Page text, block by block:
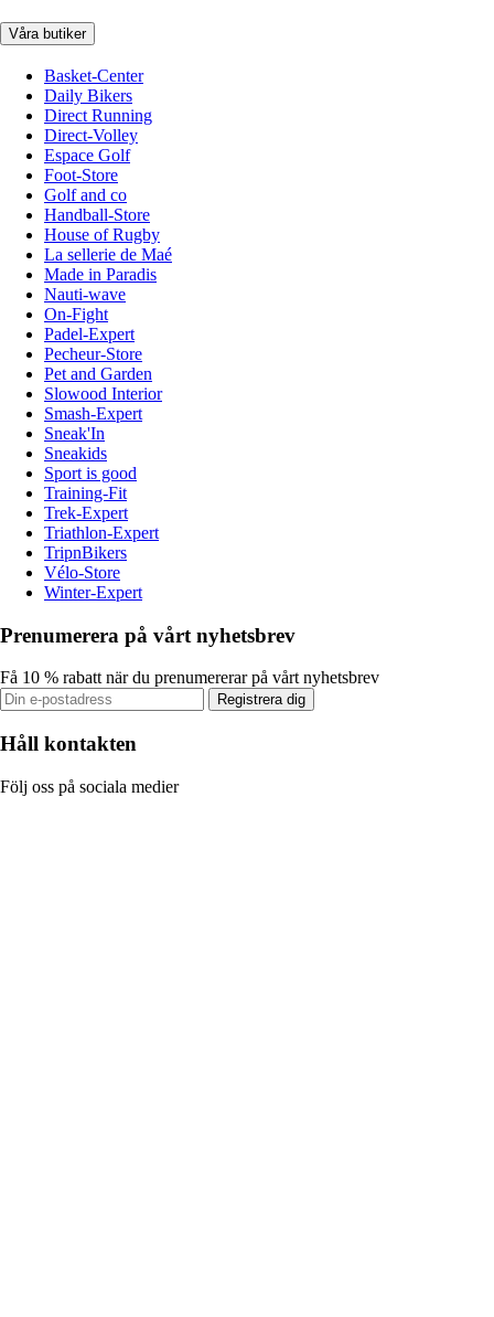
Våra butiker
Basket-Center
Daily Bikers
Direct Running
Direct-Volley
Espace Golf
Foot-Store
Golf and co
Handball-Store
House of Rugby
La sellerie de Maé
Made in Paradis
Nauti-wave
On-Fight
Padel-Expert
Pecheur-Store
Pet and Garden
Slowood Interior
Smash-Expert
Sneak'In
Sneakids
Sport is good
Training-Fit
Trek-Expert
Triathlon-Expert
TripnBikers
Vélo-Store
Winter-Expert
Prenumerera på vårt nyhetsbrev
Få 10 % rabatt när du prenumererar på vårt nyhetsbrev
Registrera dig
Håll kontakten
Följ oss på sociala medier